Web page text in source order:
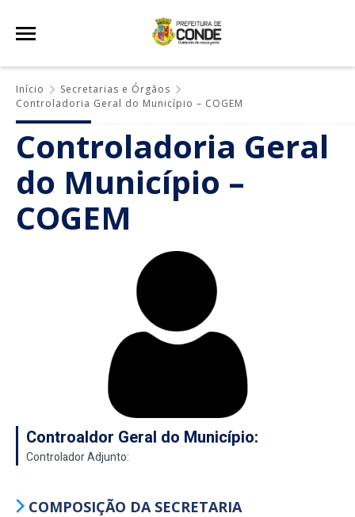
Início
Secretarias e Órgãos
Controladoria Geral do Município – COGEM
Controladoria Geral
do Município –
COGEM
Controaldor Geral do Município:
Controlador Adjunto:
COMPOSIÇÃO DA SECRETARIA